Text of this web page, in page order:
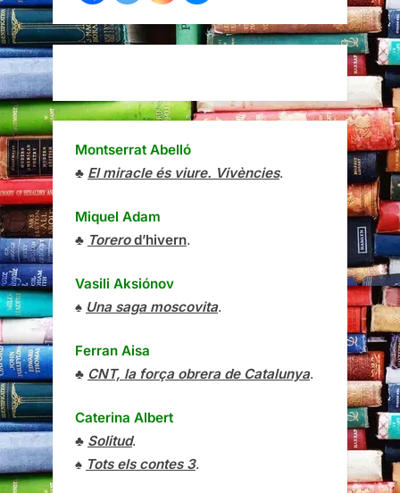
Montserrat Abelló
♣ El miracle és viure. Vivències.
Miquel Adam
♣ Torerod’hivern.
Vasili Aksiónov
♠ Una saga moscovita.
Ferran Aisa
♣ CNT, la força obrera de Catalunya.
Caterina Albert
♣ Solitud.
♠ Tots els contes 3.